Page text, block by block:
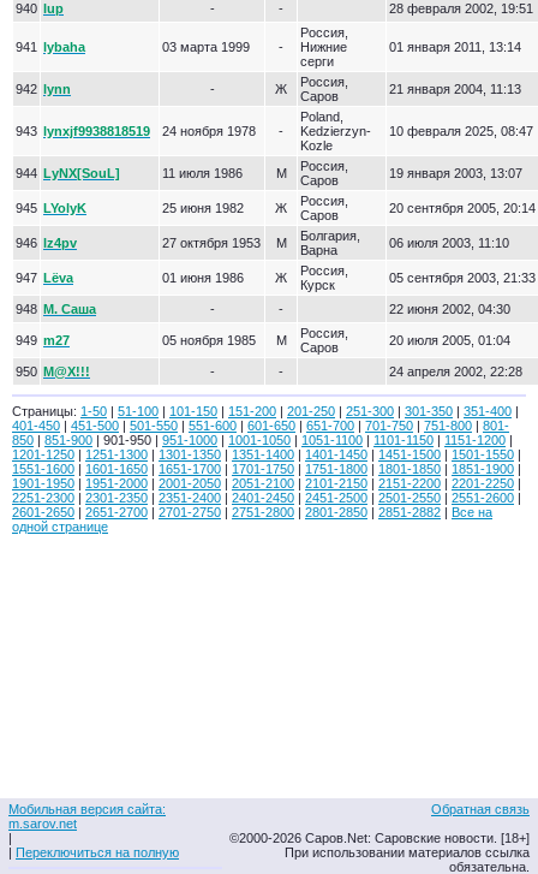
940 lup - - 28 февраля 2002, 19:51
941 lybaha 03 марта 1999 -
Россия,
Нижние
серги
01 января 2011, 13:14
942 lynn - Ж
Россия,
Саров
21 января 2004, 11:13
943 lynxjf9938818519 24 ноября 1978 -
Poland,
Kedzierzyn-
Kozle
10 февраля 2025, 08:47
944 LyNX[SouL] 11 июля 1986 М
Россия,
Саров
19 января 2003, 13:07
945 LYolyK 25 июня 1982 Ж
Россия,
Саров
20 сентября 2005, 20:14
946 lz4pv 27 октября 1953 М
Болгария,
Варна
06 июля 2003, 11:10
947 Lёva 01 июня 1986 Ж
Россия,
Курск
05 сентября 2003, 21:33
948 M. Саша - - 22 июня 2002, 04:30
949 m27 05 ноября 1985 М
Россия,
Саров
20 июля 2005, 01:04
950 M@X!!! - - 24 апреля 2002, 22:28
Страницы: 1-50 | 51-100 | 101-150 | 151-200 | 201-250 | 251-300 | 301-350 | 351-400 |
401-450 | 451-500 | 501-550 | 551-600 | 601-650 | 651-700 | 701-750 | 751-800 | 801-
850 | 851-900 | 901-950 | 951-1000 | 1001-1050 | 1051-1100 | 1101-1150 | 1151-1200 |
1201-1250 | 1251-1300 | 1301-1350 | 1351-1400 | 1401-1450 | 1451-1500 | 1501-1550 |
1551-1600 | 1601-1650 | 1651-1700 | 1701-1750 | 1751-1800 | 1801-1850 | 1851-1900 |
1901-1950 | 1951-2000 | 2001-2050 | 2051-2100 | 2101-2150 | 2151-2200 | 2201-2250 |
2251-2300 | 2301-2350 | 2351-2400 | 2401-2450 | 2451-2500 | 2501-2550 | 2551-2600 |
2601-2650 | 2651-2700 | 2701-2750 | 2751-2800 | 2801-2850 | 2851-2882 | Все на
одной странице
Мобильная версия сайта:
m.sarov.net
|
| Переключиться на полную
Обратная связь
©2000-2026 Саров.Net: Саровские новости. [18+]
При использовании материалов ссылка
обязательна.